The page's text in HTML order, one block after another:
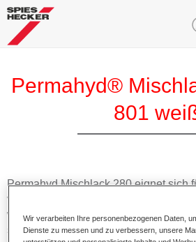
Permahyd®
801
Permahyd Mischlack 280 eignet sich
von Permahyd Perlmutt Basislack
wasserverdünnbaren
speziellen PU-
Wir verarbeiten Ihre personenbezogenen Daten,
Dienste zu messen und zu verbessern, unsere